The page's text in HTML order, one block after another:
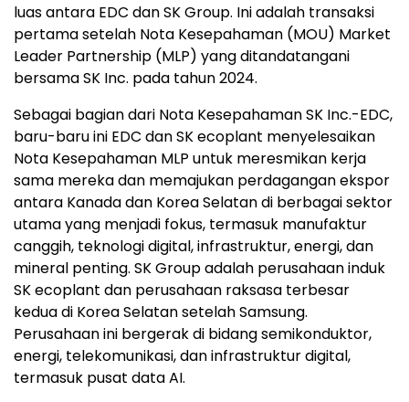
luas antara EDC dan SK Group. Ini adalah transaksi
pertama setelah Nota Kesepahaman (MOU) Market
Leader Partnership (MLP) yang ditandatangani
bersama SK Inc. pada tahun 2024.
Sebagai bagian dari Nota Kesepahaman SK Inc.-EDC,
baru-baru ini EDC dan SK ecoplant menyelesaikan
Nota Kesepahaman MLP untuk meresmikan kerja
sama mereka dan memajukan perdagangan ekspor
antara Kanada dan Korea Selatan di berbagai sektor
utama yang menjadi fokus, termasuk manufaktur
canggih, teknologi digital, infrastruktur, energi, dan
mineral penting. SK Group adalah perusahaan induk
SK ecoplant dan perusahaan raksasa terbesar
kedua di Korea Selatan setelah Samsung.
Perusahaan ini bergerak di bidang semikonduktor,
energi, telekomunikasi, dan infrastruktur digital,
termasuk pusat data AI.